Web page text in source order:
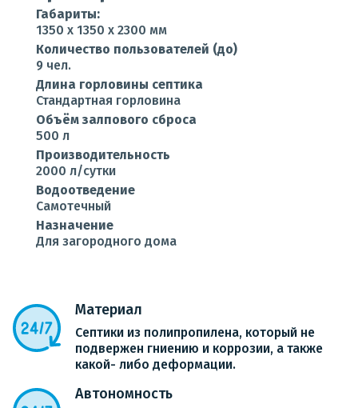
Габариты:
1350 x 1350 x 2300 мм
Количество пользователей (до)
9 чел.
Длина горловины септика
Стандартная горловина
Объём залпового сброса
500 л
Производительность
2000 л/сутки
Водоотведение
Самотечный
Назначение
Для загородного дома
Материал
Септики из полипропилена, который не
подвержен гниению и коррозии, а также
какой- либо деформации.
Автономность